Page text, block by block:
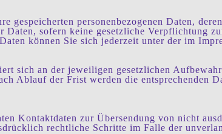
gespeicherten personenbezogenen Daten,
sofern keine gesetzliche Verpflichtung
können Sie sich jederzeit unter der im
sich an der jeweiligen gesetzlichen
Ablauf der Frist werden die entsprechenden
Kontaktdaten zur Übersendung von nicht
rechtliche Schritte im Falle der